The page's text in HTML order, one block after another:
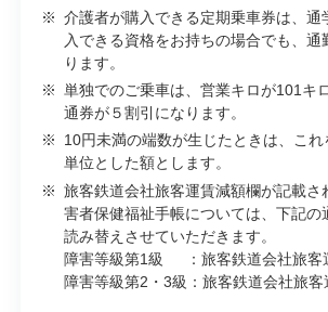
※ 介護者が購入できる定期乗車券は、通
入できる資格をお持ちの場合でも、通
ります。
※ 単独でのご乗車は、営業キロが101キ
通券が５割引になります。
※
10円未満の端数が生じたときは、こ
単位とした額とします。
※ 旅客鉄道会社旅客運賃減額欄が記載さ
害者保健福祉手帳については、下記の
読み替えさせていただきます。
障害等級第1級 ：旅客鉄道会社旅
障害等級第2・3級：旅客鉄道会社旅